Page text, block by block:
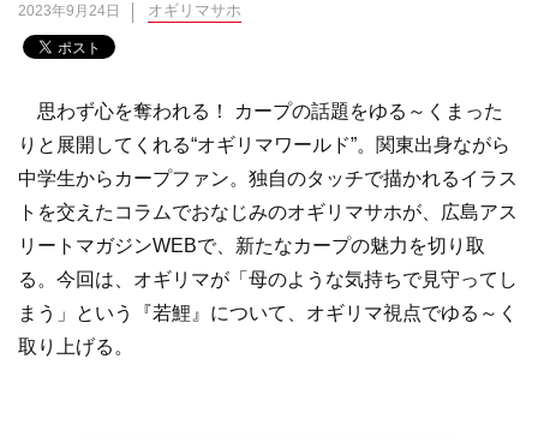
2023年9月24日 オギリマサホ
思わず心を奪われる！ カープの話題をゆる～くまった
りと展開してくれる“オギリマワールド”。関東出身ながら
中学生からカープファン。独自のタッチで描かれるイラス
トを交えたコラムでおなじみのオギリマサホが、広島アス
リートマガジンWEBで、新たなカープの魅力を切り取
る。今回は、オギリマが「母のような気持ちで見守ってし
まう」という『若鯉』について、オギリマ視点でゆる～く
取り上げる。